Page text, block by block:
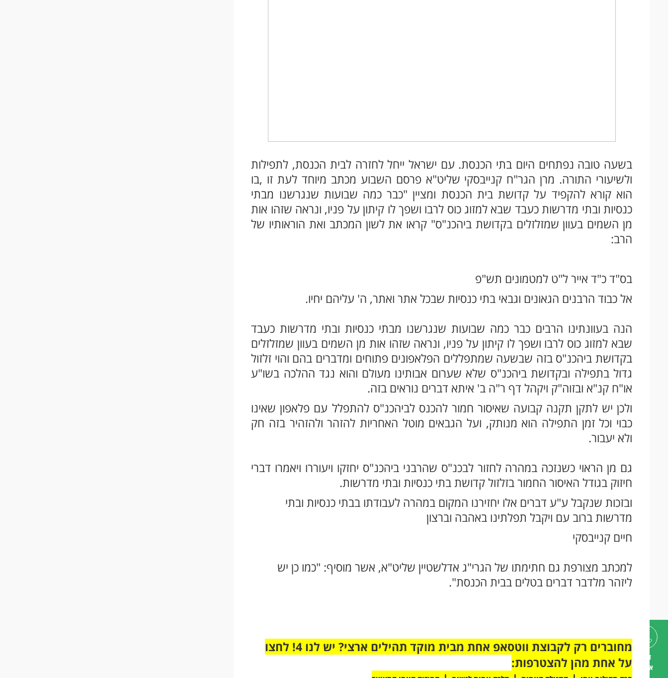
דברו
איתנו
בשעה טובה נפתחים היום בתי הכנסת. עם ישראל ייחל לחזרה לבית הכנסת, לתפילות
ולשיעורי התורה. מרן הגר"ח קנייבסקי שליט"א פרסם השבוע מכתב מיוחד לעת זו ,בו
הוא קורא להקפיד על קדושת בית הכנסת ומציין "כבר כמה שבועות שנגרשנו מבתי
כנסיות ובתי מדרשות כעבד שבא למזוג כוס לרבו ושפך לו קיתון על פניו, ונראה שזהו אות
מן השמים בעוון שמזלזלים בקדושת ביהכנ"ס" קראו את לשון המכתב ואת הוראותיו של
הרב:
בס"ד כ"ד אייר ל"ט למטמונים תש"פ
אל כבוד הרבנים הגאונים וגבאי בתי כנסיות שבכל אתר ואתר, ה' עליהם יחיו.
הנה בעוונתינו הרבים כבר כמה שבועות שנגרשנו מבתי כנסיות ובתי מדרשות כעבד
שבא למזוג כוס לרבו ושפך לו קיתון על פניו, ונראה שזהו אות מן השמים בעוון שמזלזלים
בקדושת ביהכנ"ס בזה שבשעה שמתפללים הפלאפונים פתוחים ומדברים בהם והוי זלזול
גדול בתפילה ובקדושת ביהכנ"ס שלא שערום אבותינו מעולם והוא נגד ההלכה בשו"ע
או"ח קנ"א ובזוה"ק ויקהל דף ר"ה ב' איתא דברים נוראים בזה.
ולכן יש לתקן תקנה קבועה שאיסור חמור להכנס לביהכנ"ס להתפלל עם פלאפון שאינו
כבוי וכל זמן התפילה הוא מנותק, ועל הגבאים מוטל האחריות להזהר ולהזהיר בזה חק
ולא יעבור.
גם מן הראוי כשנזכה במהרה לחזור לבכנ"ס שהרבני ביהכנ"ס יחזקו ויעוררו ויאמרו דברי
חיזוק בגודל האיסור החמור בזלזול קדושת בתי כנסיות ובתי מדרשות.
ובזכות שנקבל ע"ע דברים אלו יחזירנו המקום במהרה לעבודתו בבתי כנסיות ובתי
מדרשות ברוב עם ויקבל תפלתינו באהבה וברצון
חיים קנייבסקי
למכתב מצורפת גם חתימתו של הגרי"ג אדלשטיין שליט"א, אשר מוסיף: "כמו כן יש
ליזהר מלדבר דברים בטלים בבית הכנסת".
מחוברים רק לקבוצת ווטסאפ אחת מבית מוקד תהילים ארצי? יש לנו 4! לחצו
על אחת מהן להצטרפות: